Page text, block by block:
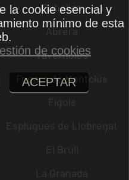
Cubelles
Abrera
Tavèrnoles
Fogars de Montclús
Fígols
Esplugues de Llobregat
El Brull
La Granada
la cookie esencial y
mínimo de esta
de cookies
ACEPTAR